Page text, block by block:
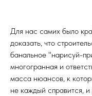
Для нас самих было
доказать, что
банальное "нарисуй-
многогранная и
масса нюансов, к
не каждый справится,